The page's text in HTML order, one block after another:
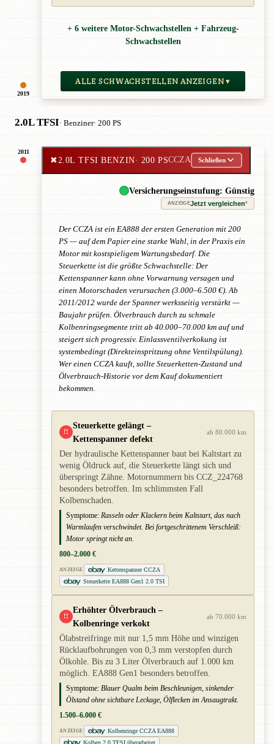
2019
+ 6 weitere Motor-Schwachstellen + Fahrzeug-
Schwachstellen
ALLE SCHWACHSTELLEN ANZEIGEN ▾
2.0L TFSI· Benziner· 200 PS
2011
✖2.0L TFSI BENZIN· 200 PSCCZA Schließen
Versicherungseinstufung: Günstig
ANZEIGEJetzt vergleichen*
Der CCZA ist ein EA888 der ersten Generation mit 200
PS — auf dem Papier eine starke Wahl, in der Praxis ein
Motor mit kostspieligem Wartungsbedarf. Die
Steuerkette ist die größte Schwachstelle: Der
Kettenspanner kann ohne Vorwarnung versagen und
einen Motorschaden verursachen (3.000–6.500 €). Ab
2011/2012 wurde der Spanner werksseitig verstärkt —
Baujahr prüfen. Ölverbrauch durch zu schmale
Kolbenringsegmente tritt ab 40.000–70.000 km auf und
steigert sich progressiv. Einlassventilverkokung ist
systembedingt (Direkteinspritzung ohne Ventilspülung).
Wer einen CCZA kauft, sollte Steuerketten-Zustand und
Ölverbrauch-Historie vor dem Kauf dokumentiert
bekommen.
!!
Steuerkette gelängt –
Kettenspanner defekt
ab 80.000 km
Der hydraulische Kettenspanner baut bei Kaltstart zu
wenig Öldruck auf, die Steuerkette längt sich und
überspringt Zähne. Motornummern bis CCZ_224768
besonders betroffen. Im schlimmsten Fall
Kolbenschaden.
Symptome: Rasseln oder Klackern beim Kaltstart, das nach
Warmlaufen verschwindet. Bei fortgeschrittenem Verschleiß:
Motor springt nicht an.
800–2.000 €
ANZEIGE
Kettenspanner CCZA
Steuerkette EA888 Gen1 2.0 TSI
!!
Erhöhter Ölverbrauch –
Kolbenringe verkokt
ab 70.000 km
Ölabstreifringe mit nur 1,5 mm Höhe und winzigen
Rücklaufbohrungen von 0,3 mm verstopfen durch
Ölkohle. Bis zu 3 Liter Ölverbrauch auf 1.000 km
möglich. EA888 Gen1 besonders betroffen.
Symptome: Blauer Qualm beim Beschleunigen, sinkender
Ölstand ohne sichtbare Leckage, Ölflecken im Ansaugtrakt.
1.500–6.000 €
ANZEIGE
Kolbenringe CCZA EA888